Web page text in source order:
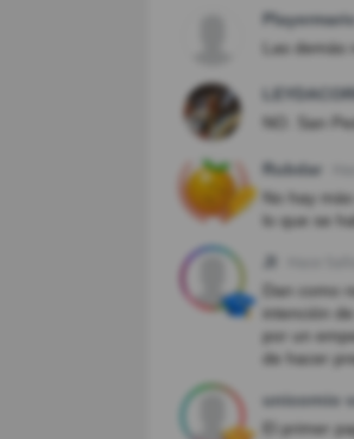
Playermario
Las
NO. San
Rubdar
No hay
lo que se
Dan como
intención
por un
de hacer
unicornio
El primer